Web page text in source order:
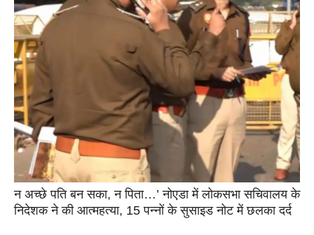
न अच्छे पति बन सका, न पिता…’ नोएडा में लोकसभा सचिवालय के
निदेशक ने की आत्महत्या, 15 पन्नों के सुसाइड नोट में छलका दर्द